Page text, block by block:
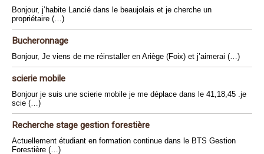
Bonjour, j’habite Lancié dans le beaujolais et je cherche un
propriétaire (…)
Bucheronnage
Bonjour, Je viens de me réinstaller en Ariège (Foix) et j’aimerai (…)
scierie mobile
Bonjour je suis une scierie mobile je me déplace dans le 41,18,45 .je
scie (…)
Recherche stage gestion forestière
Actuellement étudiant en formation continue dans le BTS Gestion
Forestière (…)